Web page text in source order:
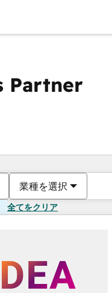
Partner
業種を選択
全てをクリア